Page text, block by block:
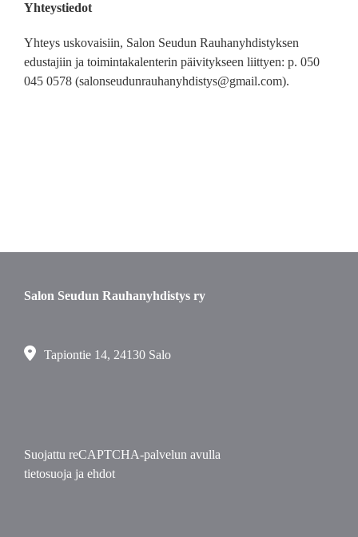
Yhteystiedot
Yhteys uskovaisiin, Salon Seudun Rauhanyhdistyksen
edustajiin ja toimintakalenterin päivitykseen liittyen: p. 050
045 0578 (salonseudunrauhanyhdistys@gmail.com).
Salon Seudun Rauhanyhdistys ry
Tapiontie 14, 24130 Salo
Suojattu reCAPTCHA-palvelun avulla
tietosuoja ja ehdot